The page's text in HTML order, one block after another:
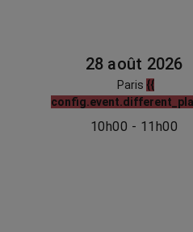
28 août 2026
Paris {{
10h00 - 11h00